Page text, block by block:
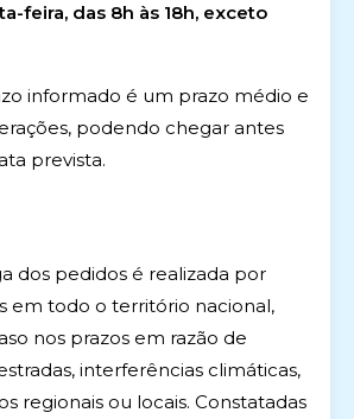
feira, das 8h às 18h, exceto
informado é um prazo médio e
podendo chegar antes
prevista.
dos pedidos é realizada por
em todo o território nacional,
nos prazos em razão de
interferências climáticas,
regionais ou locais. Constatadas